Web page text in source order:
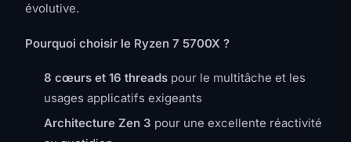
évolutive.
Pourquoi choisir le Ryzen 7 5700X ?
8 cœurs et 16 threads pour le multitâche et les
usages applicatifs exigeants
Architecture Zen 3 pour une excellente réactivité